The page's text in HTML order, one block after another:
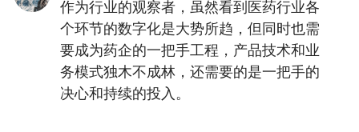
网医疗新生态的建设任重而道远，希
望这个领域真正能跑出经得起市场检
验的独角兽。
作为行业的观察者，虽然看到医药行业各
个环节的数字化是大势所趋，但同时也需
要成为药企的一把手工程，产品技术和业
务模式独木不成林，还需要的是一把手的
决心和持续的投入。